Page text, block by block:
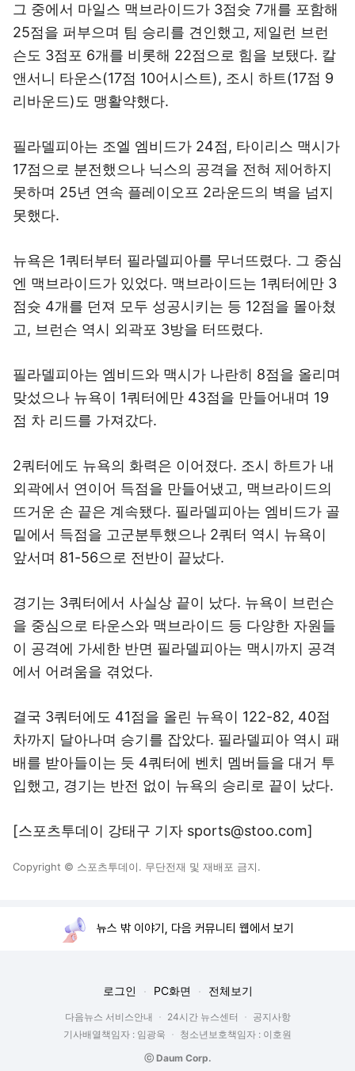
그 중에서 마일스 맥브라이드가 3점슛 7개를 포함해
25점을 퍼부으며 팀 승리를 견인했고, 제일런 브런
슨도 3점포 6개를 비롯해 22점으로 힘을 보탰다. 칼
앤서니 타운스(17점 10어시스트), 조시 하트(17점 9
리바운드)도 맹활약했다.
필라델피아는 조엘 엠비드가 24점, 타이리스 맥시가
17점으로 분전했으나 닉스의 공격을 전혀 제어하지
못하며 25년 연속 플레이오프 2라운드의 벽을 넘지
못했다.
뉴욕은 1쿼터부터 필라델피아를 무너뜨렸다. 그 중심
엔 맥브라이드가 있었다. 맥브라이드는 1쿼터에만 3
점슛 4개를 던져 모두 성공시키는 등 12점을 몰아쳤
고, 브런슨 역시 외곽포 3방을 터뜨렸다.
필라델피아는 엠비드와 맥시가 나란히 8점을 올리며
맞섰으나 뉴욕이 1쿼터에만 43점을 만들어내며 19
점 차 리드를 가져갔다.
2쿼터에도 뉴욕의 화력은 이어졌다. 조시 하트가 내
외곽에서 연이어 득점을 만들어냈고, 맥브라이드의
뜨거운 손 끝은 계속됐다. 필라델피아는 엠비드가 골
밑에서 득점을 고군분투했으나 2쿼터 역시 뉴욕이
앞서며 81-56으로 전반이 끝났다.
경기는 3쿼터에서 사실상 끝이 났다. 뉴욕이 브런슨
을 중심으로 타운스와 맥브라이드 등 다양한 자원들
이 공격에 가세한 반면 필라델피아는 맥시까지 공격
에서 어려움을 겪었다.
결국 3쿼터에도 41점을 올린 뉴욕이 122-82, 40점
차까지 달아나며 승기를 잡았다. 필라델피아 역시 패
배를 받아들이는 듯 4쿼터에 벤치 멤버들을 대거 투
입했고, 경기는 반전 없이 뉴욕의 승리로 끝이 났다.
[스포츠투데이 강태구 기자 sports@stoo.com]
Copyright © 스포츠투데이. 무단전재 및 재배포 금지.
뉴스 밖 이야기, 다음 커뮤니티 웹에서 보기
로그인 PC화면 전체보기
다음뉴스 서비스안내 24시간 뉴스센터
공지사항
기사배열책임자 : 임광욱
청소년보호책임자 : 이호원
ⓒ Daum Corp.